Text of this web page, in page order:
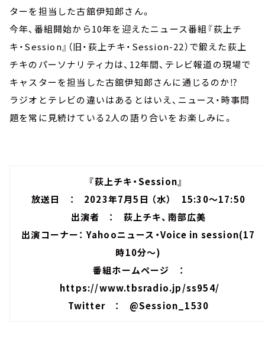
ターを担当した古舘伊知郎さん。
今年、番組開始から10年を迎えたニュース番組『荻上チ
キ・Session』（旧・荻上チキ・Session-22）で鍛えた荻上
チキのパーソナリティ力は、12年間、テレビ報道の現場で
キャスターを担当した古舘伊知郎さんに通じるのか⁉︎
ラジオとテレビの違いはあるとはいえ、ニュース・時事問
題を常に見続けている2人の語り合いをお楽しみに。
『荻上チキ・Session』
放送日 ： 2023年7月5日 （水） 15:30～17:50
出演者 ： 荻上チキ、南部広美
出演コーナー： Yahooニュース・Voice in session(17
時10分～)
番組ホームページ ：
https://www.tbsradio.jp/ss954/
Twitter ： @Session_1530